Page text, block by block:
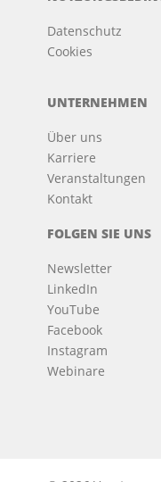
Datenschutz
Cookies
UNTERNEHMEN
Über uns
Karriere
Veranstaltungen
Kontakt
FOLGEN SIE UNS
Newsletter
LinkedIn
YouTube
Facebook
Instagram
Webinare